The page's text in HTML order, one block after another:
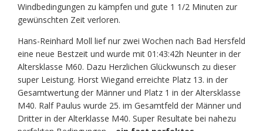
Windbedingungen zu kämpfen und gute 1 1/2 Minuten zur
gewünschten Zeit verloren.
Hans-Reinhard Moll lief nur zwei Wochen nach Bad Hersfeld
eine neue Bestzeit und wurde mit 01:43:42h Neunter in der
Altersklasse M60. Dazu Herzlichen Glückwunsch zu dieser
super Leistung. Horst Wiegand erreichte Platz 13. in der
Gesamtwertung der Männer und Platz 1 in der Altersklasse
M40. Ralf Paulus wurde 25. im Gesamtfeld der Männer und
Dritter in der Alterklasse M40. Super Resultate bei nahezu